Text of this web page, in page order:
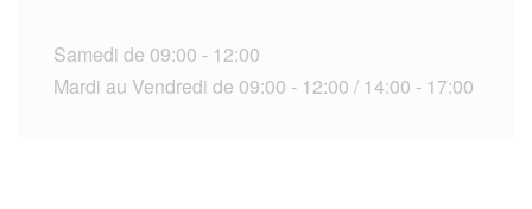
Samedi de 09:00 - 12:00
Mardi au Vendredi de 09:00 - 12:00 / 14:00 - 17:00